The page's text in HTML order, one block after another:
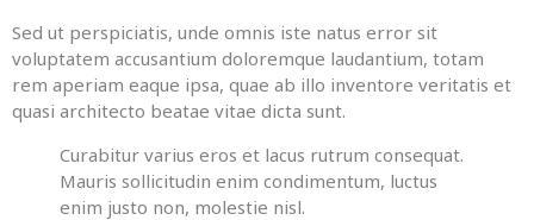
Sed ut perspiciatis, unde omnis iste natus error sit
voluptatem accusantium doloremque laudantium, totam
rem aperiam eaque ipsa, quae ab illo inventore veritatis et
quasi architecto beatae vitae dicta sunt.
Curabitur varius eros et lacus rutrum consequat.
Mauris sollicitudin enim condimentum, luctus
enim justo non, molestie nisl.